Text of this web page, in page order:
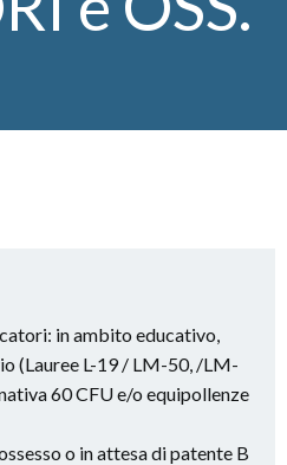
in ambito educativo,
(Lauree L-19 / LM-50, /LM-
60 CFU e/o equipollenze
o in attesa di patente B